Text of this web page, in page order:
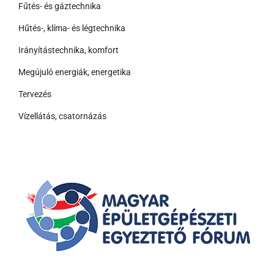
Fűtés- és gáztechnika
Hűtés-, klíma- és légtechnika
Irányítástechnika, komfort
Megújuló energiák, energetika
Tervezés
Vízellátás, csatornázás